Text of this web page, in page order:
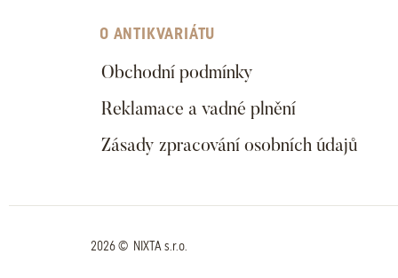
O ANTIKVARIÁTU
Obchodní podmínky
Reklamace a vadné plnění
Zásady zpracování osobních údajů
2026 © NIXTA s.r.o.